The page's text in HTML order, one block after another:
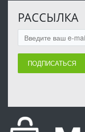
РАССЫЛКА
ПОДПИСАТЬСЯ